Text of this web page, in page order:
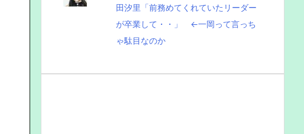
田汐里「前務めてくれていたリーダー
が卒業して・・」 ←一岡って言っち
ゃ駄目なのか